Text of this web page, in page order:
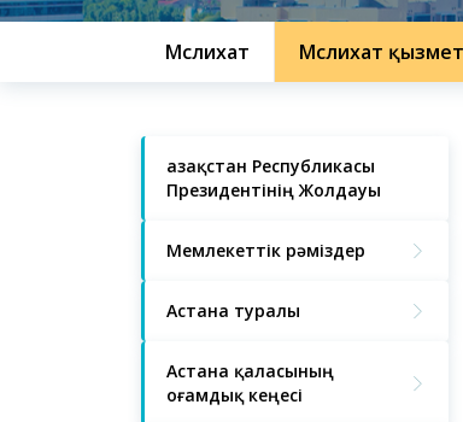
Мәслихат Мәслихат
Қазақстан Республикасы
Президентінің Жолдауы
Мемлекеттік рәміздер
Астана туралы
Астана қаласының
Қоғамдық кеңесі